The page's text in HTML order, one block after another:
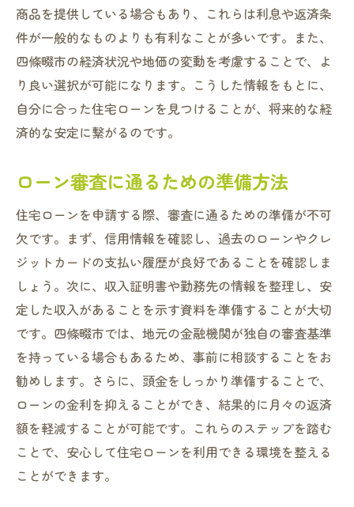
夢の住まいを具体化するステップ
設計段階で考慮すべきポイント
四條畷市での理想的な住環境を追求
住宅ローンを利用した資産形成
将来のライフスタイルを考慮した住宅選び
住宅ローンのメリットを活かす四條畷市での生
ローン活用で豊かな暮らしを実現
趣味を楽しむためのローン活用法
四條畷市でのコミュニティ参加と住宅選び
住宅ローンを活用した家計管理術
住まいと仕事のバランスを取る方法
安心のある暮らしを支えるローン選択
未来の安心を築く四條畷市の住宅ローン最適選
択
将来の変化を見据えたローン選び
住宅ローンのリスク管理術
商品を提供している場合もあり、これらは利息や返済条
件が一般的なものよりも有利なことが多いです。また、
四條畷市の経済状況や地価の変動を考慮することで、よ
り良い選択が可能になります。こうした情報をもとに、
自分に合った住宅ローンを見つけることが、将来的な経
済的な安定に繋がるのです。
ローン審査に通るための準備方法
住宅ローンを申請する際、審査に通るための準備が不可
欠です。まず、信用情報を確認し、過去のローンやクレ
ジットカードの支払い履歴が良好であることを確認しま
しょう。次に、収入証明書や勤務先の情報を整理し、安
定した収入があることを示す資料を準備することが大切
です。四條畷市では、地元の金融機関が独自の審査基準
を持っている場合もあるため、事前に相談することをお
勧めします。さらに、頭金をしっかり準備することで、
ローンの金利を抑えることができ、結果的に月々の返済
額を軽減することが可能です。これらのステップを踏む
ことで、安心して住宅ローンを利用できる環境を整える
ことができます。